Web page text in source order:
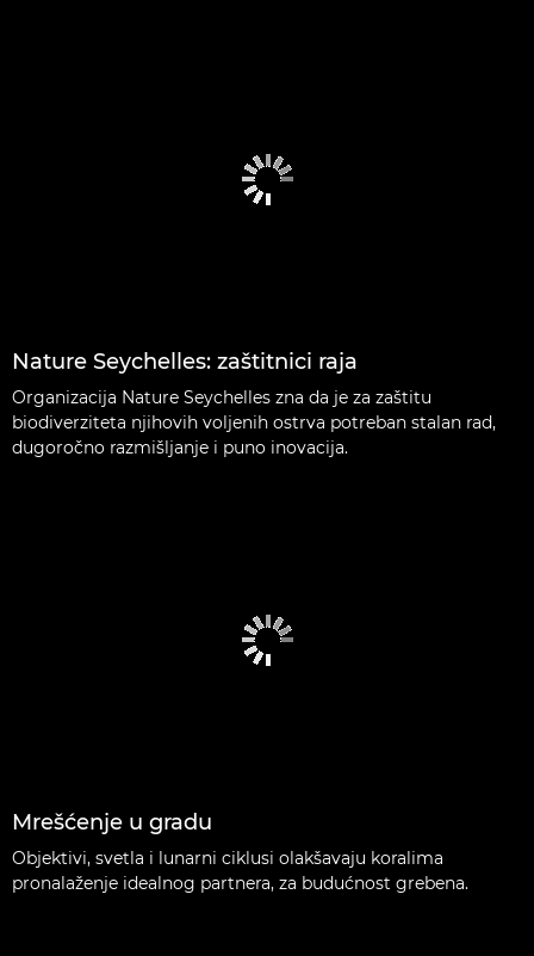
Nature Seychelles: zaštitnici raja
Organizacija Nature Seychelles zna da je za zaštitu
biodiverziteta njihovih voljenih ostrva potreban stalan rad,
dugoročno razmišljanje i puno inovacija.
Mrešćenje u gradu
Objektivi, svetla i lunarni ciklusi olakšavaju koralima
pronalaženje idealnog partnera, za budućnost grebena.